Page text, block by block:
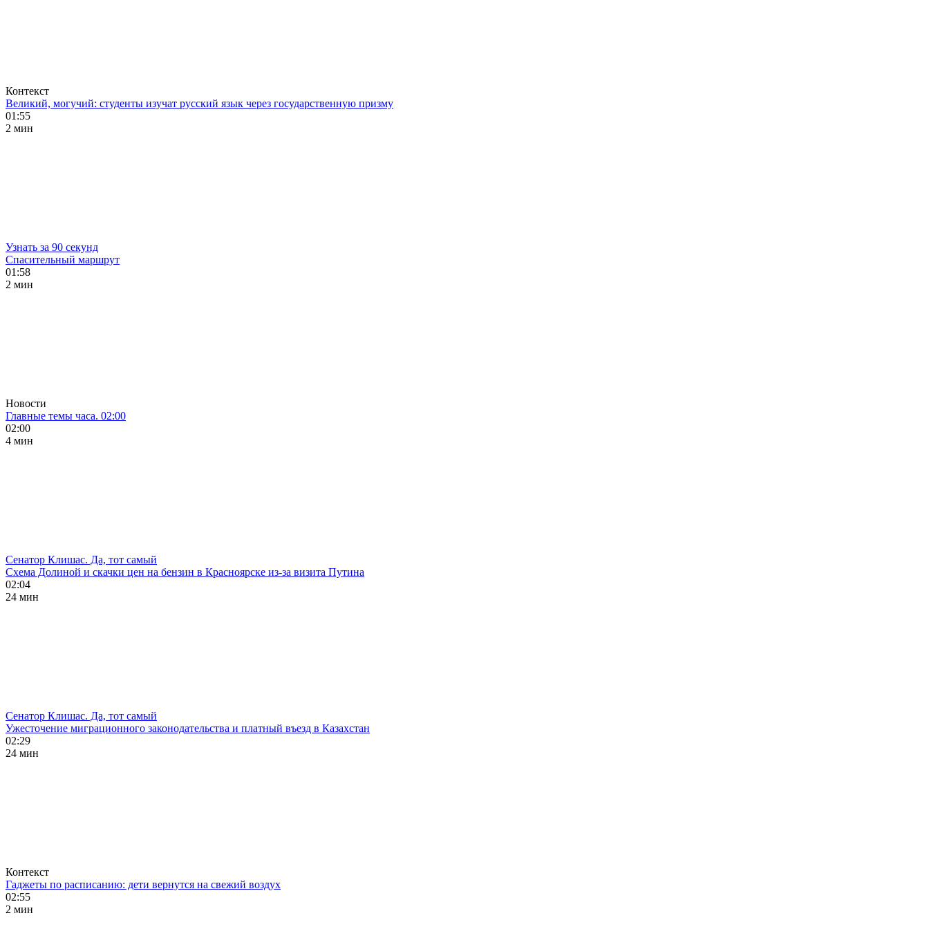
Контекст
Великий, могучий: студенты изучат русский язык через государственную призму
01:55
2 мин
Узнать за 90 секунд
Спасительный маршрут
01:58
2 мин
Новости
Главные темы часа. 02:00
02:00
4 мин
Сенатор Клишас. Да, тот самый
Схема Долиной и скачки цен на бензин в Красноярске из-за визита Путина
02:04
24 мин
Сенатор Клишас. Да, тот самый
Ужесточение миграционного законодательства и платный въезд в Казахстан
02:29
24 мин
Контекст
Гаджеты по расписанию: дети вернутся на свежий воздух
02:55
2 мин